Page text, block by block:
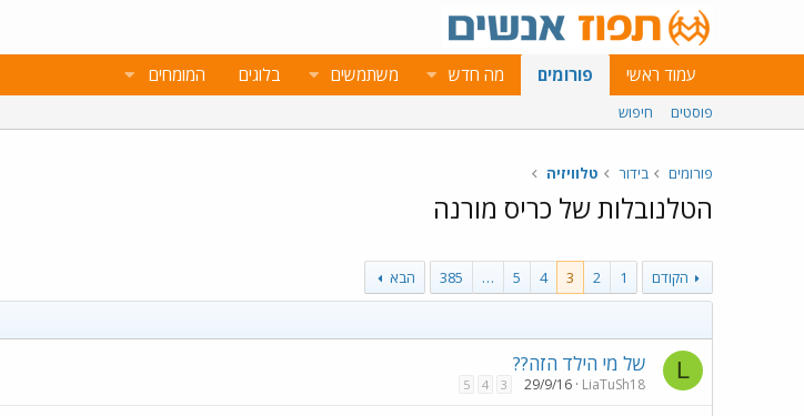
עמוד ראשי פורומים מה חדש משתמשים בלוגים המומחים
פוסטים חיפוש
פורומים בידור טלוויזיה
הטלנובלות של כריס מורנה
הקודם 1
2
3
4
5
…
385 הבא
L של מי הילד הזה??
LiaTuSh18
29/9/16
3
4
5